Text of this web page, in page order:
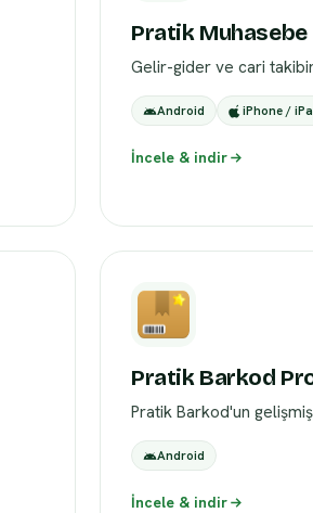
Pratik Muhasebe
Gelir-gider ve cari
Android iPhone /
İncele & indir
Pratik Barkod
Pratik Barkod'un
Android
İncele & indir